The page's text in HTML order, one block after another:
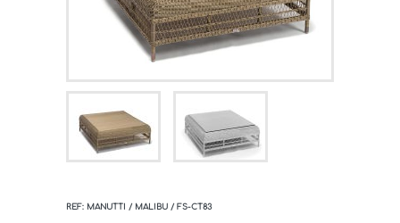
REF: MANUTTI / MALIBU / FS-CT83